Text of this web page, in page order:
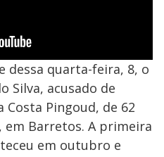
dessa quarta-feira, 8, o
Silva, acusado de
Pingoud, de 62
em Barretos. A primeira
em outubro e